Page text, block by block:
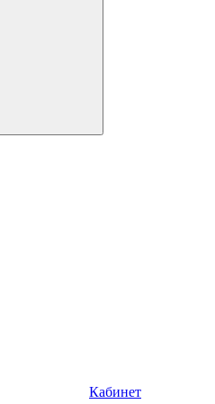
Кабинет